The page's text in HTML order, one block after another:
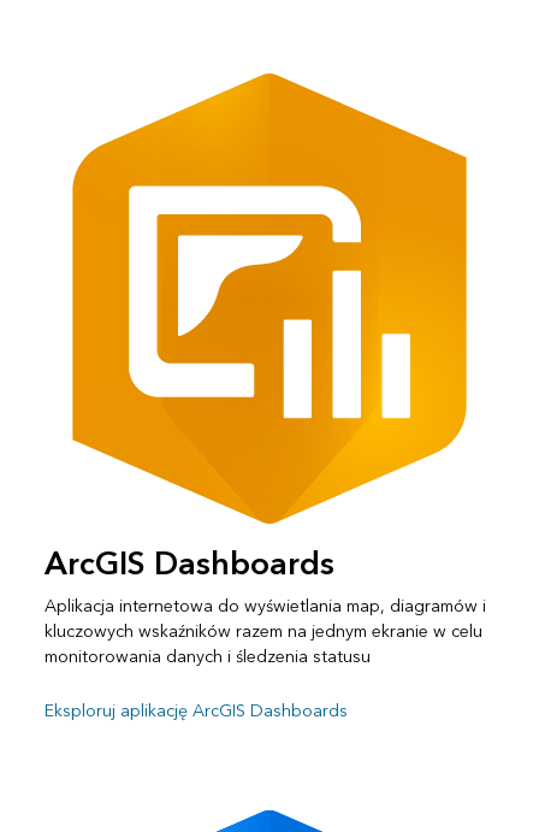
ArcGIS Dashboards
Aplikacja internetowa do wyświetlania map, diagramów i
kluczowych wskaźników razem na jednym ekranie w celu
monitorowania danych i śledzenia statusu
Eksploruj aplikację ArcGIS Dashboards